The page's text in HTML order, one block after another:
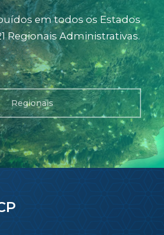
em todos os Estados
Regionais Administrativas.
Regionais